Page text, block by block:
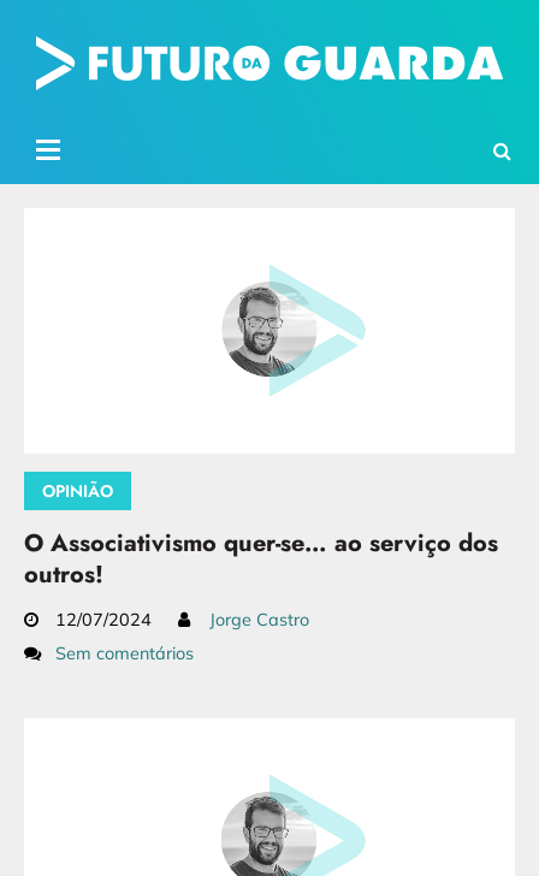
OPINIÃO
O Associativismo quer-se… ao serviço dos
outros!
12/07/2024
Jorge Castro
Sem comentários